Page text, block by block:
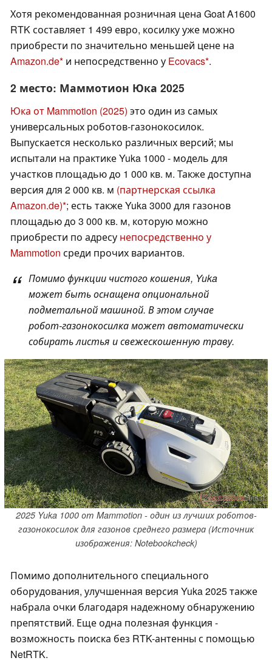
Хотя рекомендованная розничная цена Goat A1600
RTK составляет 1 499 евро, косилку уже можно
приобрести по значительно меньшей цене на
Amazon.de и непосредственно у Ecovacs .
2 место: Маммотион Юка 2025
Юка от Mammotion (2025) это один из самых
универсальных роботов-газонокосилок.
Выпускается несколько различных версий; мы
испытали на практике Yuka 1000 - модель для
участков площадью до 1 000 кв. м. Также доступна
версия для 2 000 кв. м (партнерская ссылка
Amazon.de) ; есть также Yuka 3000 для газонов
площадью до 3 000 кв. м, которую можно
приобрести по адресу непосредственно у
Mammotion среди прочих вариантов.
Помимо функции чистого кошения, Yuka
может быть оснащена опциональной
подметальной машиной. В этом случае
робот-газонокосилка может автоматически
собирать листья и свежескошенную траву.
2025 Yuka 1000 от Mammotion - один из лучших роботов-
газонокосилок для газонов среднего размера (Источник
изображения: Notebookcheck)
Помимо дополнительного специального
оборудования, улучшенная версия Yuka 2025 также
набрала очки благодаря надежному обнаружению
препятствий. Еще одна полезная функция -
возможность поиска без RTK-антенны с помощью
NetRTK.